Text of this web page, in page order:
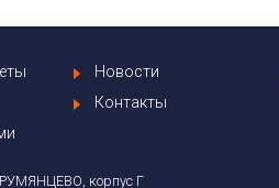
Новости
Контакты
РУМЯНЦЕВО, корпус Г